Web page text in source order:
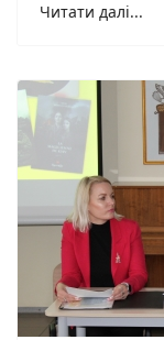
Читати далі...